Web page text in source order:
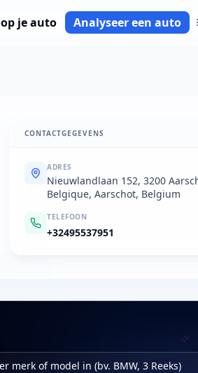
je auto Analyseer een auto
CONTACTGEGEVENS
ADRES
Nieuwlandlaan 152, 3200
Belgique, Aarschot, Belgium
TELEFOON
+32495537951
merk of model in (bv. BMW, 3 Reeks)